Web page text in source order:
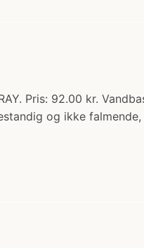
Pris: 92.00 kr.
og ikke